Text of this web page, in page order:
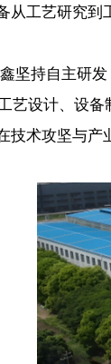
从工艺研究到
持自主研发
艺设计、设
技术攻坚与产